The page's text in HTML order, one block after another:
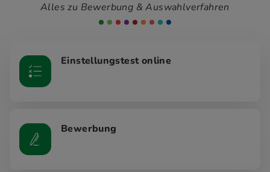
Alles zu Bewerbung & Auswahlverfahren
Einstellungstest online
Bewerbung